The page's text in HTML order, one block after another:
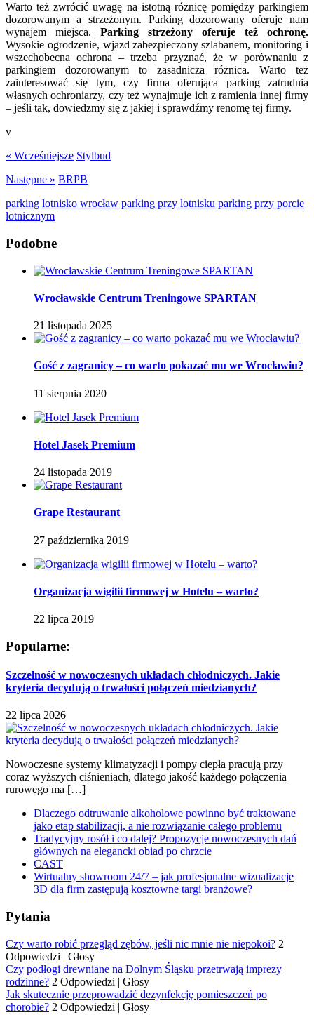
Warto też zwrócić uwagę na istotną różnicę pomiędzy parkingiem
dozorowanym a strzeżonym. Parking dozorowany oferuje nam
wynajem miejsca. Parking strzeżony oferuje też ochronę.
Wysokie ogrodzenie, wjazd zabezpieczony szlabanem, monitoring i
wszechobecna ochrona – trzeba przyznać, że w porównaniu z
parkingiem dozorowanym to zasadnicza różnica. Warto też
zainteresować się tym, czy firma oferująca parking zatrudnia
własnych ochroniarzy, czy też wynajmuje ich z ramienia innej firmy
– jeśli tak, dowiedzmy się z jakiej i sprawdźmy renomę tej firmy.
v
« Wcześniejsze Stylbud
Następne » BRPB
parking lotnisko wrocław parking przy lotnisku parking przy porcie
lotnicznym
Podobne
Wrocławskie Centrum Treningowe SPARTAN
21 listopada 2025
Gość z zagranicy – co warto pokazać mu we Wrocławiu?
11 sierpnia 2020
Hotel Jasek Premium
24 listopada 2019
Grape Restaurant
27 października 2019
Organizacja wigilii firmowej w Hotelu – warto?
22 lipca 2019
Popularne:
Szczelność w nowoczesnych układach chłodniczych. Jakie
kryteria decydują o trwałości połączeń miedzianych?
22 lipca 2026
Nowoczesne systemy klimatyzacji i pompy ciepła pracują przy
coraz wyższych ciśnieniach, dlatego jakość każdego połączenia
rurowego ma […]
Dlaczego odtruwanie alkoholowe powinno być traktowane
jako etap stabilizacji, a nie rozwiązanie całego problemu
Tradycyjny rosół i co dalej? Propozycje nowoczesnych dań
głównych na elegancki obiad po chrzcie
CAST
Wirtualny showroom 24/7 – jak profesjonalne wizualizacje
3D dla firm zastępują kosztowne targi branżowe?
Pytania
Czy warto robić przegląd zębów, jeśli nic mnie nie niepokoi? 2
Odpowiedzi | Głosy
Czy podłogi drewniane na Dolnym Śląsku przetrwają imprezy
rodzinne? 2 Odpowiedzi | Głosy
Jak skutecznie przeprowadzić dezynfekcję pomieszczeń po
chorobie? 2 Odpowiedzi | Głosy